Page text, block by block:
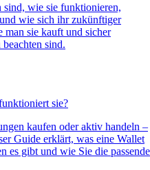
wie sie funktionieren,
wie sich ihr zukünftiger
sie kauft und sicher
sind.
sie?
kaufen oder aktiv handeln –
Guide erklärt, was eine Wallet
es gibt und wie Sie die passende